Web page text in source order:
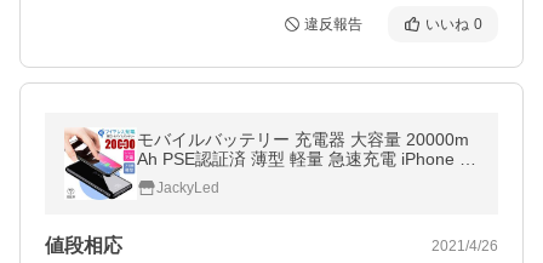
違反報告 いいね 0
モバイルバッテリー 充電器 大容量 20000m
Ah PSE認証済 薄型 軽量 急速充電 iPhone A
ndroid アウトドア 携帯 持ち運び 便利 LED
残量表示 鏡面 無線
JackyLed
値段相応 2021/4/26